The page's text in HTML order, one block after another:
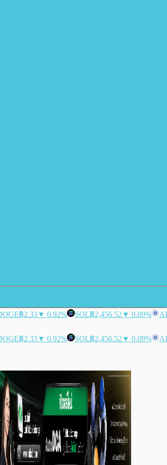
฿2.33▼ 0.92% SOL฿2,456.52 ▼ 0.09%
฿2.33▼ 0.92% SOL฿2,456.52 ▼ 0.09%